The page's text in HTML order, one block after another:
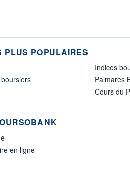
PLUS POPULAIRES
Indices
Palmarès
Cours du
en ligne